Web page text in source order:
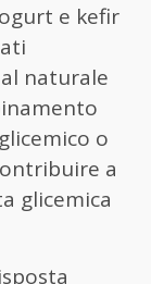
e kefir
naturale
o
a
glicemica